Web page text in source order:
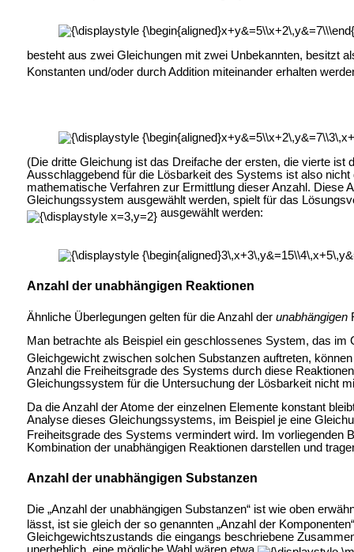
besteht aus zwei Gleichungen mit zwei Unbekannten, besitzt
Konstanten und/oder durch Addition miteinander erhalten
(Die dritte Gleichung ist das Dreifache der ersten, die vierte ist
Ausschlaggebend für die Lösbarkeit des Systems ist also
mathematische Verfahren zur Ermittlung dieser Anzahl. Diese
Gleichungssystem ausgewählt werden, spielt für das
ausgewählt werden:
Anzahl der unabhängigen Reaktionen
Ähnliche Überlegungen gelten für die Anzahl der unabhängigen
Man betrachte als Beispiel ein geschlossenes System, das
Gleichgewicht zwischen solchen Substanzen auftreten,
Anzahl die Freiheitsgrade des Systems durch diese
Gleichungssystem für die Untersuchung der Lösbarkeit nicht
Da die Anzahl der Atome der einzelnen Elemente konstant
Analyse dieses Gleichungssystems, im Beispiel je eine
Freiheitsgrade des Systems vermindert wird. Im vorliegenden
Kombination der unabhängigen Reaktionen darstellen und
Anzahl der unabhängigen Substanzen
Die „Anzahl der unabhängigen Substanzen“ ist wie oben
lässt, ist sie gleich der so genannten „Anzahl der
Gleichgewichtszustands die eingangs beschriebene